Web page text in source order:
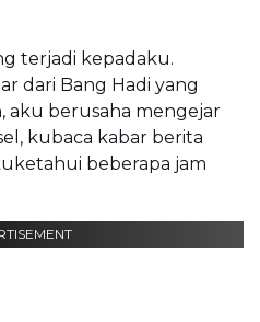
terjadi kepadaku.
dari Bang Hadi yang
aku berusaha mengejar
kubaca kabar berita
beberapa jam